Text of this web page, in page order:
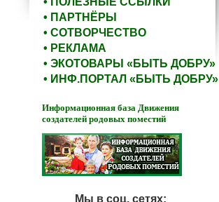
• ПАРТНЁРЫ
• СОТВОРЧЕСТВО
• РЕКЛАМА
• ЭКОТОВАРЫ «БЫТЬ ДОБРУ»
• ИНФ.ПОРТАЛ «БЫТЬ ДОБРУ»
Информационная база Движения
создателей родовых поместий
Мы в соц. сетях: